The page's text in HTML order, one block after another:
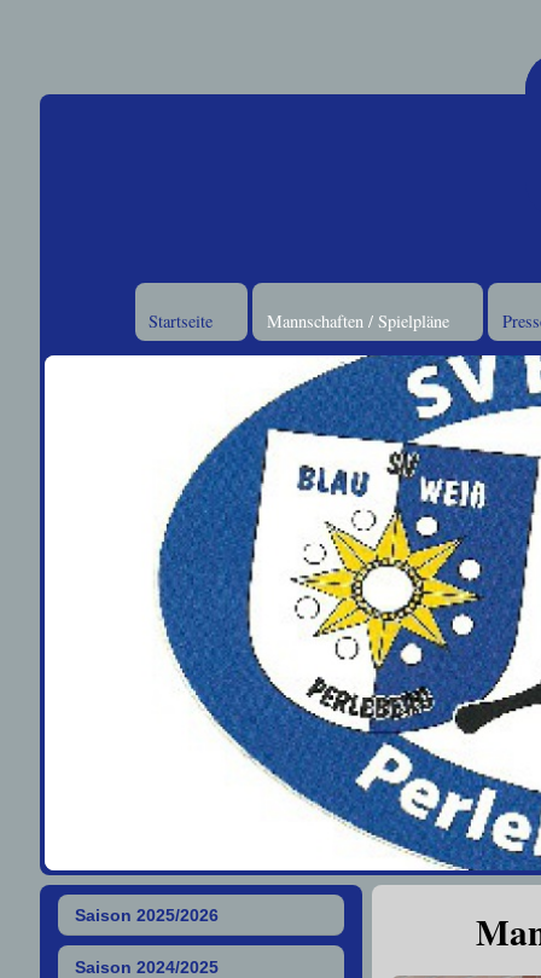
Startseite Mannschaften / Spielpläne
Saison 2025/2026
Saison 2024/2025